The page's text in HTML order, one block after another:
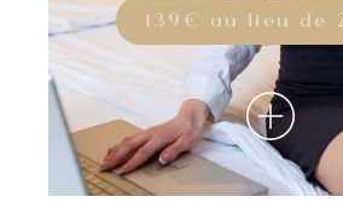
139€ au lieu de